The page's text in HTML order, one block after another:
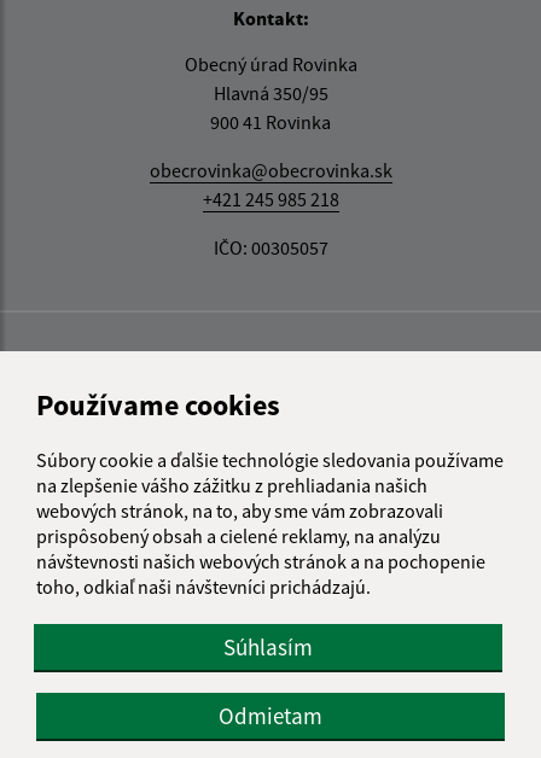
Používame cookies
Súbory cookie a ďalšie technológie sledovania používame
na zlepšenie vášho zážitku z prehliadania našich
webových stránok, na to, aby sme vám zobrazovali
prispôsobený obsah a cielené reklamy, na analýzu
návštevnosti našich webových stránok a na pochopenie
toho, odkiaľ naši návštevníci prichádzajú.
Súhlasím
Odmietam
Kontakt:
Obecný úrad Rovinka
Hlavná 350/95
900 41 Rovinka
obecrovinka@obecrovinka.sk
+421 245 985 218
IČO: 00305057
Informácie o stránke:
Vyhlásenie o prístupnosti